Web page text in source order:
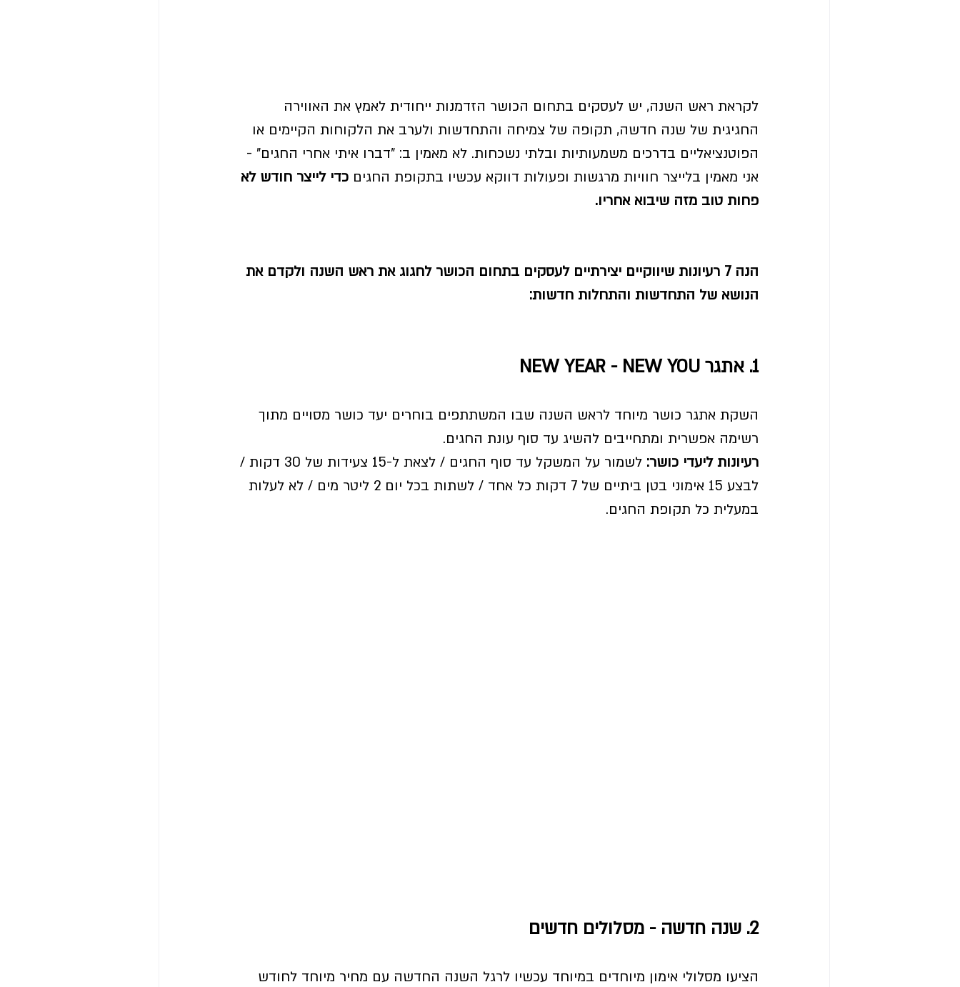
לקראת ראש השנה, יש לעסקים בתחום הכושר הזדמנות ייחודית לאמץ את האווירה
החגיגית של שנה חדשה, תקופה של צמיחה והתחדשות ולערב את הלקוחות הקיימים או
הפוטנציאליים בדרכים משמעותיות ובלתי נשכחות. לא מאמין ב: "דברו איתי אחרי החגים" -
אני מאמין בלייצר חוויות מרגשות ופעולות דווקא עכשיו בתקופת החגים כדי לייצר חודש לא
פחות טוב מזה שיבוא אחריו.
הנה 7 רעיונות שיווקיים יצירתיים לעסקים בתחום הכושר לחגוג את ראש השנה ולקדם את
הנושא של התחדשות והתחלות חדשות:
1. אתגר NEW YEAR - NEW YOU
השקת אתגר כושר מיוחד לראש השנה שבו המשתתפים בוחרים יעד כושר מסויים מתוך
רשימה אפשרית ומתחייבים להשיג עד סוף עונת החגים.
רעיונות ליעדי כושר:
לשמור על המשקל עד סוף החגים / לצאת ל-15 צעידות של 30 דקות /
לבצע 15 אימוני בטן ביתיים של 7 דקות כל אחד / לשתות בכל יום 2 ליטר מים / לא לעלות
במעלית כל תקופת החגים.
2. שנה חדשה - מסלולים חדשים
הציעו מסלולי אימון מיוחדים במיוחד עכשיו לרגל השנה החדשה עם מחיר מיוחד לחודש